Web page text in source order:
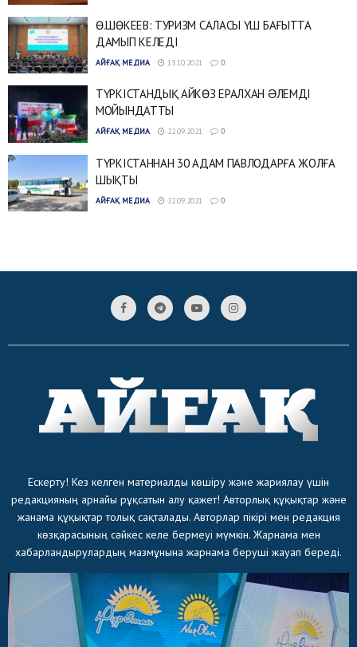
Ө.ШӨКЕЕВ: ТУРИЗМ САЛАСЫ ҮШ БАҒЫТТА
ДАМЫП КЕЛЕДІ
АЙҒАҚ МЕДИА 13.10.2021 0
ТҮРКІСТАНДЫҚ АЙКӨЗ ЕРАЛХАН ƏЛЕМДІ
МОЙЫНДАТТЫ
АЙҒАҚ МЕДИА 22.09.2021 0
ТҮРКІСТАННАН 30 АДАМ ПАВЛОДАРҒА ЖОЛҒА
ШЫҚТЫ
АЙҒАҚ МЕДИА 22.09.2021 0
Ескерту! Кез келген материалды көшіру және жариялау үшін
редакцияның арнайы рұқсатын алу қажет! Авторлық құқықтар және
жанама құқықтар толық сақталады. Авторлар пікірі мен редакция
көзқарасының сәйкес келе бермеуі мүмкін. Жарнама мен
хабарландырулардың мазмұнына жарнама беруші жауап береді.